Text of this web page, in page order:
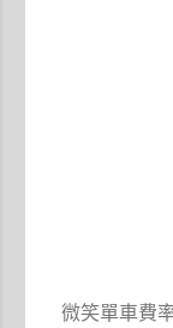
微笑單車費